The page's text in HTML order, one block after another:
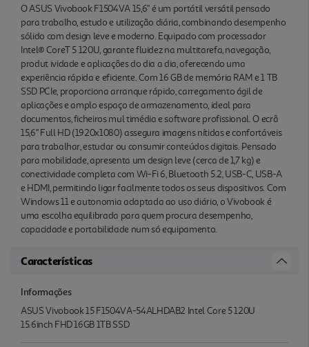
O ASUS Vivobook F1504VA 15,6" é um portátil versátil pensado
para trabalho, estudo e utilização diária, combinando desempenho
sólido com design leve e moderno. Equipado com processador
Intel® CoreT 5 120U, garante fluidez na multitarefa, navegação,
produt ividade e aplicações do dia a dia, oferecendo uma
experiência rápida e eficiente. Com 16 GB de memória RAM e 1 TB
SSD PCIe, proporciona arranque rápido, carregamento ágil de
aplicações e amplo espaço de armazenamento, ideal para
documentos, ficheiros mul timédia e software profissional. O ecrã
15,6" Full HD (1920x1080) assegura imagens nítidas e confortáveis
para trabalhar, estudar ou consumir conteúdos digitais. Pensado
para mobilidade, apresenta um design leve (cerca de 1,7 kg) e
conectividade completa com Wi-Fi 6, Bluetooth 5.2, USB-C, USB-A
e HDMI, permitindo ligar facilmente todos os seus dispositivos. Com
Windows 11 e autonomia adaptada ao uso diário, o Vivobook é
uma escolha equilibrada para quem procura desempenho,
capacidade e portabilidade num só equipamento.
Características
Informações
ASUS Vivobook 15 F1504VA-54ALHDAB2 Intel Core 5 120U
15.6inch FHD 16GB 1TB SSD